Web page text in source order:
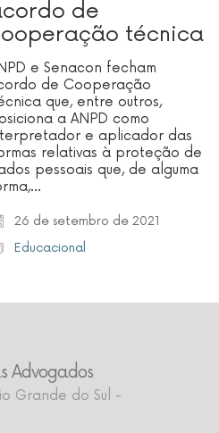
de
técnica
e Senacon fecham
de Cooperação
que, entre outros,
a ANPD como
e aplicador das
relativas à proteção de
pessoais que, de alguma
26 de setembro de 2021
Educacional
Advogados
Grande do Sul -